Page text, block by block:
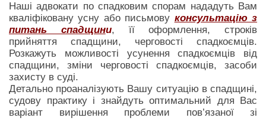
Наші адвокати по спадковим спорам нададуть Вам
кваліфіковану усну або письмову консультацію з
питань спадщини, її оформлення, строків
прийняття спадщини, черговості спадкоємців.
Розкажуть можливості усунення спадкоємців від
спадщини, зміни черговості спадкоємців, засоби
захисту в суді.
Детально проаналізують Вашу ситуацію в спадщині,
судову практику і знайдуть оптимальний для Вас
варіант вирішення проблеми пов’язаної зі